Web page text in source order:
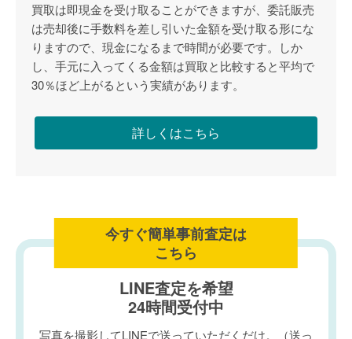
買取は即現金を受け取ることができますが、委託販売
は売却後に手数料を差し引いた金額を受け取る形にな
りますので、現金になるまで時間が必要です。しか
し、手元に入ってくる金額は買取と比較すると平均で
30％ほど上がるという実績があります。
詳しくはこちら
今すぐ簡単事前査定は
こちら
LINE査定を希望
24時間受付中
写真を撮影してLINEで送っていただくだけ。（送っ